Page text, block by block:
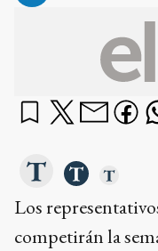
Los
competirán la